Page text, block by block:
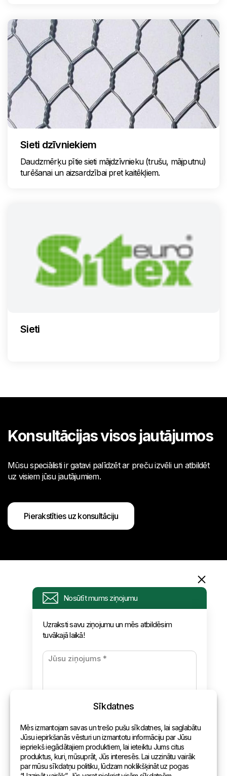
Sieti dzīvniekiem
Daudzmērķu pītie sieti mājdzīvnieku (trušu, mājputnu)
turēšanai un aizsardzībai pret kaitēkļiem.
Sieti
Konsultācijas visos jautājumos
Mūsu speciālisti ir gatavi palīdzēt ar preču izvēli un atbildēt
uz visiem jūsu jautājumiem.
Pierakstīties uz konsultāciju
Nosūtīt mums ziņojumu
Uzraksti savu ziņojumu un mēs atbildēsim
tuvākajā laikā!
Informācija
Pieprasījums
Apmaksa un piegāde
Kontakti
Vispārēja informācija
Pārstāvniecības pasaulē
Adrese
Sīkdatnes
Mēs izmantojam savas un trešo pušu sīkdatnes, lai saglabātu
Jūsu iepirkšanās vēsturi un izmantotu informāciju par Jūsu
iepriekš iegādātajiem produktiem, lai ieteiktu Jums citus
produktus, kuri, mūsuprāt, Jūs interesēs. Lai uzzinātu vairāk
par mūsu sīkdatņu politiku, lūdzam noklikšķināt uz pogas